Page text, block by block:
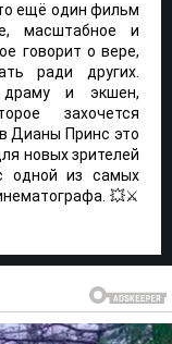
ещё один фильм
масштабное и
говорит о вере,
ради других.
драму и экшен,
захочется
Дианы Принс это
новых зрителей
одной из самых
💥⚔️